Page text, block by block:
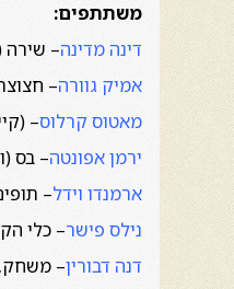
משתתפים:
דינה מדינה– שירה
אמיק גוורה–
מאטוס קרלוס–
ירמן אפונטה– בס
ארמנדו וידל–
נילס פישר– כלי
דנה דבורין– משחק,